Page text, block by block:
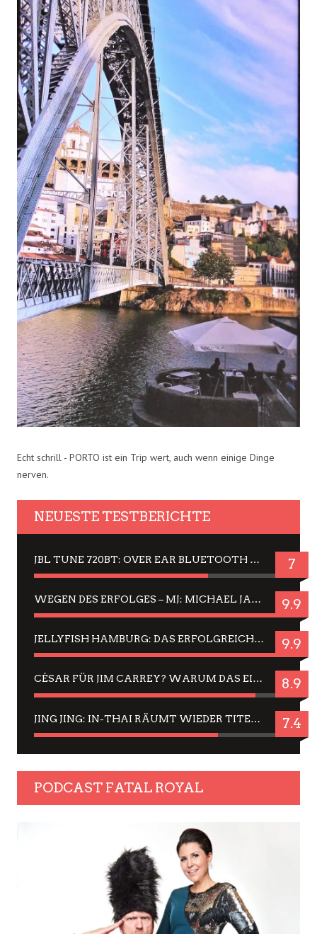
Echt schrill - PORTO ist ein Trip wert, auch wenn einige Dinge
nerven.
NEUESTE TESTBERICHTE
JBL TUNE 720BT: OVER EAR BLUETOOTH KOPFHÖRER UM DIE 50,-€ IM DAUER-TEST 7
WEGEN DES ERFOLGES – MJ: MICHAEL JACKSON MUSICAL IN EINER MATINEE SEHEN 9.9
JELLYFISH HAMBURG: DAS ERFOLGREICHE SOMMER-MENÜ 2025 IN GEFÜHLEN UND BILDERN 9.9
CÉSAR FÜR JIM CARREY? WARUM DAS EINER DER NERVIGSTEN ACTORS IST UND BLEIBT 8.9
JING JING: IN-THAI RÄUMT WIEDER TITEL AB – EIN ZWEI-STUNDEN-ERLEBNISBERICHT 7.4
PODCAST FATAL ROYAL